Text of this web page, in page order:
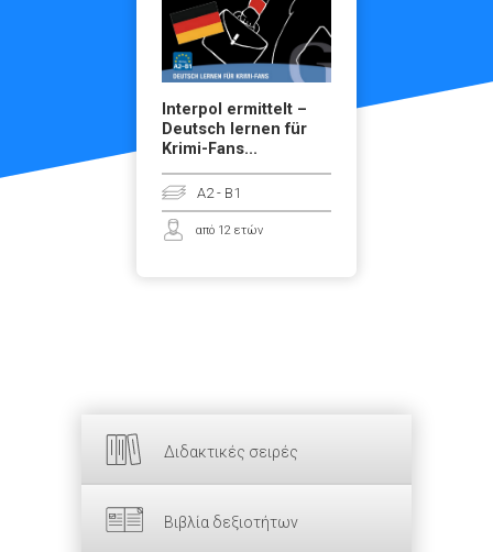
Διδακτικές σειρές
Βιβλία δεξιοτήτων
Interpol ermittelt –
Deutsch lernen für
Krimi-Fans...
A2 - B1
από 12 ετών